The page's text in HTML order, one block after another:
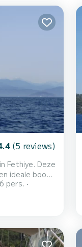
(5 reviews)
Fethiye. Deze
ideale boot
De
hut(ten) en
een
omgeving van
6 pers.